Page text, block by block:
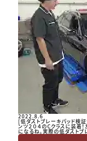
2022.8.6
[低ダストブレーキパッド検
ンツ２０４のCクラスに装着
になるね。実際の低ダストブ